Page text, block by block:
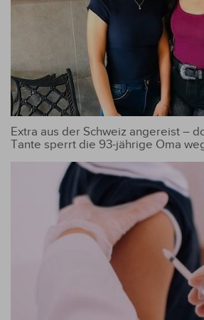
Extra aus der Schweiz angereist –
Tante sperrt die 93-jährige Oma